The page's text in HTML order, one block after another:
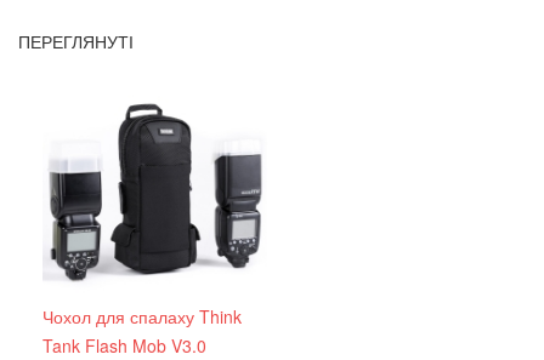
ПЕРЕГЛЯНУТІ
Чохол для спалаху Think
Tank Flash Mob V3.0